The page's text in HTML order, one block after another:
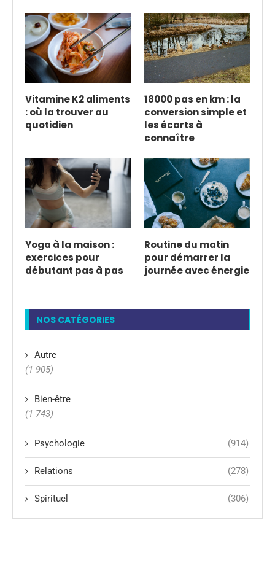
Vitamine K2 aliments
: où la trouver au
quotidien
18000 pas en km : la
conversion simple et
les écarts à
connaître
Yoga à la maison :
exercices pour
débutant pas à pas
Routine du matin
pour démarrer la
journée avec énergie
NOS CATÉGORIES
Autre
(1 905)
Bien-être
(1 743)
Psychologie (914)
Relations (278)
Spirituel (306)